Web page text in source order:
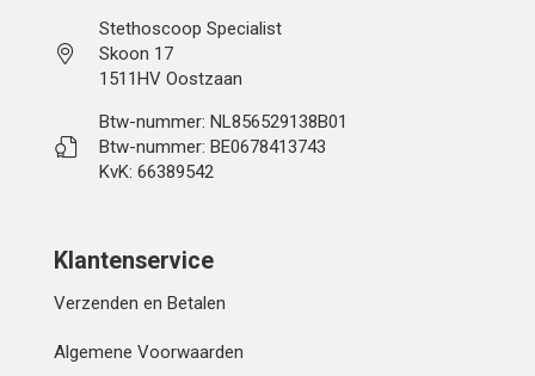
Stethoscoop Specialist
Skoon 17
1511HV Oostzaan
Btw-nummer: NL856529138B01
Btw-nummer: BE0678413743
KvK: 66389542
Klantenservice
Verzenden en Betalen
Algemene Voorwaarden